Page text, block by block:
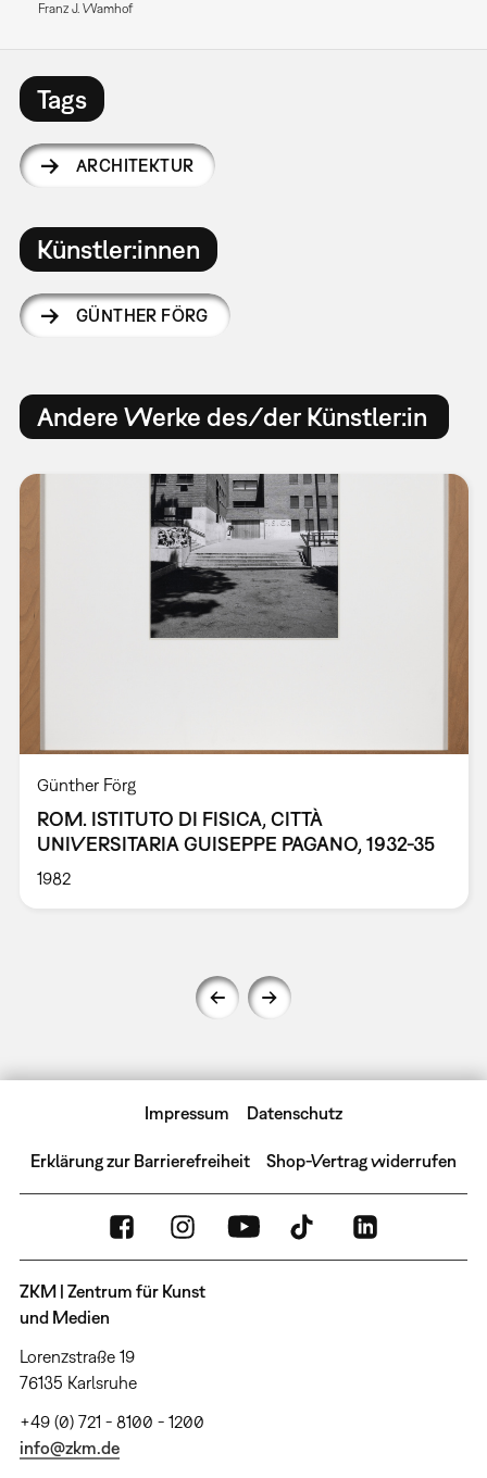
Franz J. Wamhof
Tags
ARCHITEKTUR
Künstler:innen
GÜNTHER FÖRG
Andere Werke des/der Künstler:in
Günther Förg
ROM. ISTITUTO DI FISICA, CITTÀ
UNIVERSITARIA GUISEPPE PAGANO, 1932-35
1982
Impressum Datenschutz
Erklärung zur Barrierefreiheit Shop-Vertrag widerrufen
ZKM | Zentrum für Kunst
und Medien
Lorenzstraße 19
76135 Karlsruhe
+49 (0) 721 - 8100 - 1200
info@zkm.de